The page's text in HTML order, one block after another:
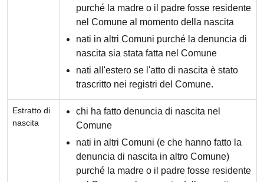
purché la madre o il padre fosse residente
nel Comune al momento della nascita
nati in altri Comuni purché la denuncia di
nascita sia stata fatta nel Comune
nati all'estero se l'atto di nascita è stato
trascritto nei registri del Comune.
Estratto di
nascita
chi ha fatto denuncia di nascita nel
Comune
nati in altri Comuni (e che hanno fatto la
denuncia di nascita in altro Comune)
purché la madre o il padre fosse residente